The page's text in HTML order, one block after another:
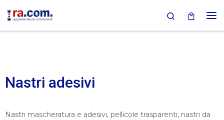
Passa al contenuto Search
Nastri adesivi
Nastri mascheratura e adesivi, pellicole trasparenti, nastri da